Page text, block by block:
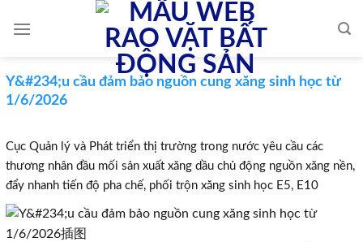
Y&#234;u cầu đảm bảo nguồn cung xăng sinh học từ
1/6/2026
Cục Quản lý và Phát triển thị trường trong nước yêu cầu các
thương nhân đầu mối sản xuất xăng dầu chủ động nguồn xăng nền,
đẩy nhanh tiến độ pha chế, phối trộn xăng sinh học E5, E10